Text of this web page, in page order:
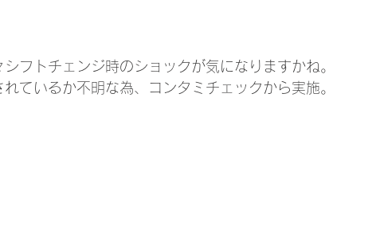
フトチェンジ時のショックが気になりますかね。
ているか不明な為、コンタミチェックから実施。